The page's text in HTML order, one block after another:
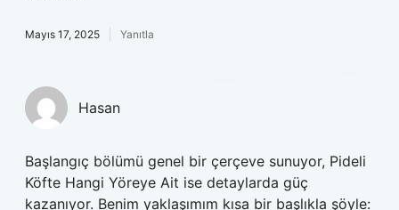
Mayıs 17, 2025 Yanıtla
Hasan
Başlangıç bölümü genel bir çerçeve sunuyor, Pideli
Köfte Hangi Yöreye Ait ise detaylarda güç
kazanıyor. Benim yaklaşımım kısa bir başlıkla şöyle: